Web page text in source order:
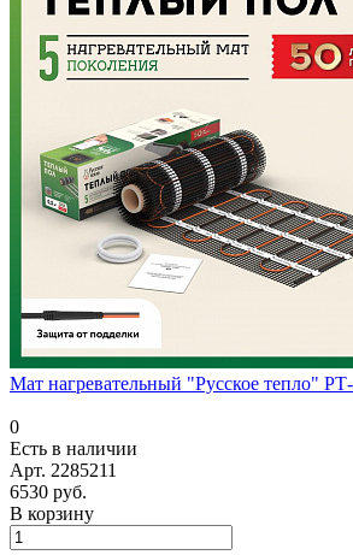
Мат нагревательный "Русское тепло"
0
Есть в наличии
Арт. 2285211
6530 руб.
В корзину